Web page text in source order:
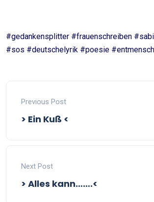
#gedankensplitter #frauenschreiben
#sos #deutschelyrik #poesie
Previous Post
> Ein Kuß <
Next Post
> Alles kann…….<